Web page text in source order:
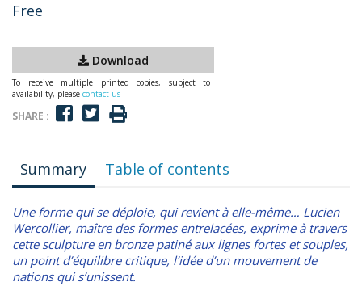
Free
Download
To receive multiple printed copies, subject to
availability, please contact us
SHARE :
Summary Table of contents
Une forme qui se déploie, qui revient à elle-même… Lucien
Wercollier, maître des formes entrelacées, exprime à travers
cette sculpture en bronze patiné aux lignes fortes et souples,
un point d’équilibre critique, l’idée d’un mouvement de
nations qui s’unissent.